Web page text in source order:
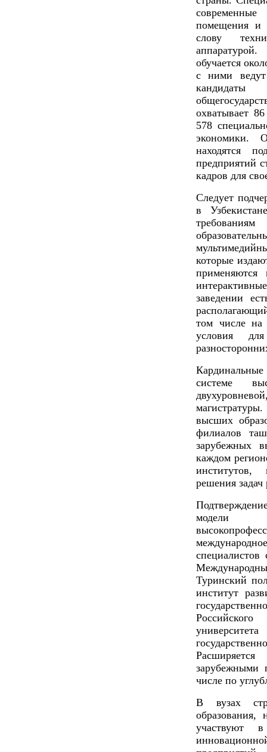
помещения и
слову
обучается
с ними ведут
охватывает
578
экономики.
находятся
предприятий
кадров для
Следует
в
которые
применяются
заведении
том числе на
условия
системе
высших
филиалов
зарубежных
каждом
институтов,
решения задач
модели
Туринский
институт
зарубежными
числе по
В вузах
образования,
участвуют